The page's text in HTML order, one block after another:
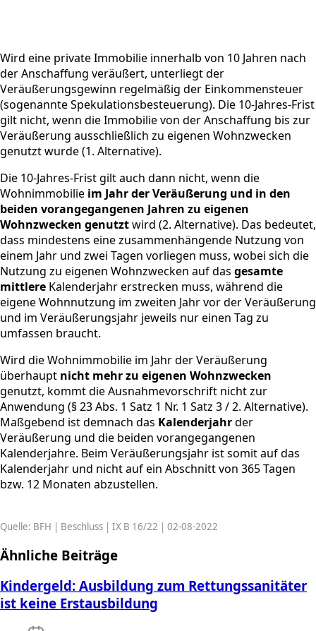
Wird eine private Immobilie innerhalb von 10 Jahren nach
der Anschaffung veräußert, unterliegt der
Veräußerungsgewinn regelmäßig der Einkommensteuer
(sogenannte Spekulationsbesteuerung). Die 10-Jahres-Frist
gilt nicht, wenn die Immobilie von der Anschaffung bis zur
Veräußerung ausschließlich zu eigenen Wohnzwecken
genutzt wurde (1. Alternative).
Die 10-Jahres-Frist gilt auch dann nicht, wenn die
Wohnimmobilie im Jahr der Veräußerung und in den
beiden vorangegangenen Jahren zu eigenen
Wohnzwecken genutztwird (2. Alternative). Das bedeutet,
dass mindestens eine zusammenhängende Nutzung von
einem Jahr und zwei Tagen vorliegen muss, wobei sich die
Nutzung zu eigenen Wohnzwecken auf das gesamte
mittlere Kalenderjahr erstrecken muss, während die
eigene Wohnnutzung im zweiten Jahr vor der Veräußerung
und im Veräußerungsjahr jeweils nur einen Tag zu
umfassen braucht.
Wird die Wohnimmobilie im Jahr der Veräußerung
überhaupt nicht mehr zu eigenen Wohnzwecken
genutzt, kommt die Ausnahmevorschrift nicht zur
Anwendung (§ 23 Abs. 1 Satz 1 Nr. 1 Satz 3 / 2. Alternative).
Maßgebend ist demnach das Kalenderjahrder
Veräußerung und die beiden vorangegangenen
Kalenderjahre. Beim Veräußerungsjahr ist somit auf das
Kalenderjahr und nicht auf ein Abschnitt von 365 Tagen
bzw. 12 Monaten abzustellen.
Quelle: BFH | Beschluss | IX B 16/22 | 02-08-2022
Ähnliche Beiträge
Kindergeld: Ausbildung zum Rettungssanitäter
ist keine Erstausbildung